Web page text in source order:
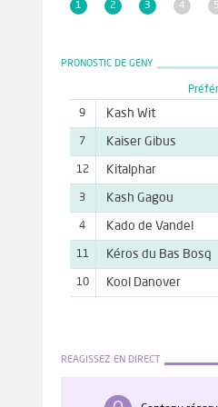
1 2 3 4 5
PRONOSTIC DE GENY
9 Kash Wit
7 Kaiser Gibus
12 Kitalphar
3 Kash Gagou
4 Kado de Vandel
11 Kéros du Bas Bosq
10 Kool Danover
REAGISSEZ EN DIRECT